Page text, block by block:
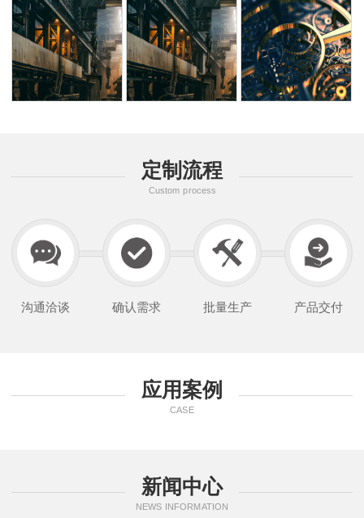
定制流程
Custom process
沟通洽谈 确认需求 批量生产 产品交付
应用案例
CASE
新闻中心
NEWS INFORMATION